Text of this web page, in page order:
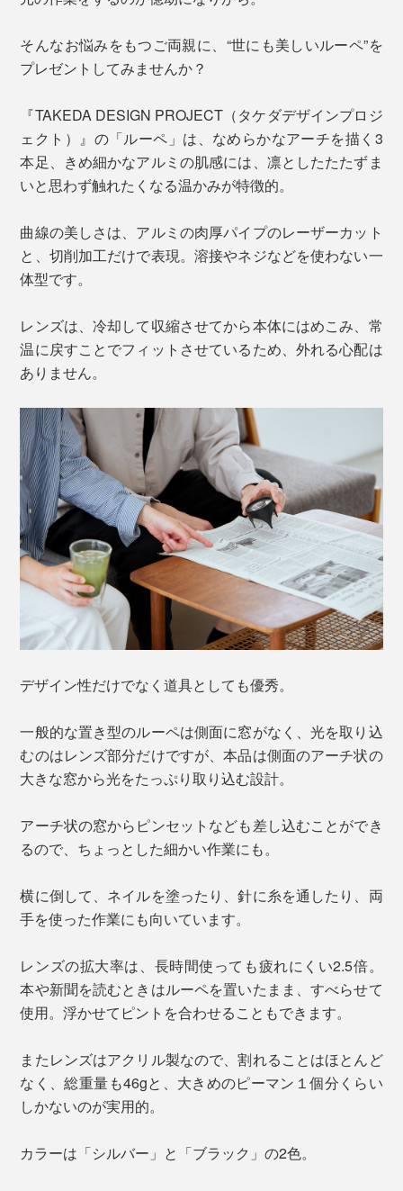
そんなお悩みをもつご両親に、“世にも美しいルーペ”を
プレゼントしてみませんか？
『TAKEDA DESIGN PROJECT（タケダデザインプロジ
ェクト）』の「ルーペ」は、なめらかなアーチを描く3
本足、きめ細かなアルミの肌感には、凛としたたたずま
いと思わず触れたくなる温かみが特徴的。
曲線の美しさは、アルミの肉厚パイプのレーザーカット
と、切削加工だけで表現。溶接やネジなどを使わない一
体型です。
レンズは、冷却して収縮させてから本体にはめこみ、常
温に戻すことでフィットさせているため、外れる心配は
ありません。
デザイン性だけでなく道具としても優秀。
一般的な置き型のルーペは側面に窓がなく、光を取り込
むのはレンズ部分だけですが、本品は側面のアーチ状の
大きな窓から光をたっぷり取り込む設計。
アーチ状の窓からピンセットなども差し込むことができ
るので、ちょっとした細かい作業にも。
横に倒して、ネイルを塗ったり、針に糸を通したり、両
手を使った作業にも向いています。
レンズの拡大率は、長時間使っても疲れにくい2.5倍。
本や新聞を読むときはルーペを置いたまま、すべらせて
使用。浮かせてピントを合わせることもできます。
またレンズはアクリル製なので、割れることはほとんど
なく、総重量も46gと、大きめのピーマン１個分くらい
しかないのが実用的。
カラーは「シルバー」と「ブラック」の2色。